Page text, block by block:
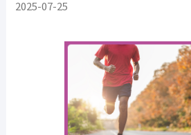
2025-07-25